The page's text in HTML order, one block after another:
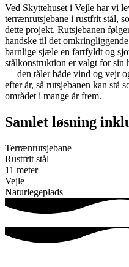
Ved Skyttehuset i Vejle har vi
terrænrutsjebane i rustfrit stål,
dette projekt. Rutsjebanen
handske til det
barnlige sjæle en fartfyldt og
stålkonstruktion er valgt for sin
— den tåler både vind og vejr
efter år, så rutsjebanen kan stå
området i mange år frem.
Samlet løsning
Terrænrutsjebane
Rustfrit stål
11 meter
Vejle
Naturlegeplads